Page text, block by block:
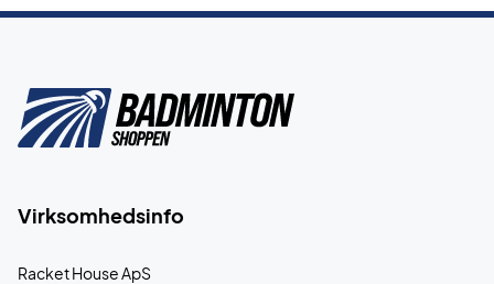
Virksomhedsinfo
Racket House ApS